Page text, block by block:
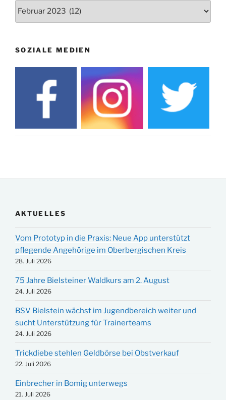
SOZIALE MEDIEN
AKTUELLES
Vom Prototyp in die Praxis: Neue App unterstützt
pflegende Angehörige im Oberbergischen Kreis
28. Juli 2026
75 Jahre Bielsteiner Waldkurs am 2. August
24. Juli 2026
BSV Bielstein wächst im Jugendbereich weiter und
sucht Unterstützung für Trainerteams
24. Juli 2026
Trickdiebe stehlen Geldbörse bei Obstverkauf
22. Juli 2026
Einbrecher in Bomig unterwegs
21. Juli 2026